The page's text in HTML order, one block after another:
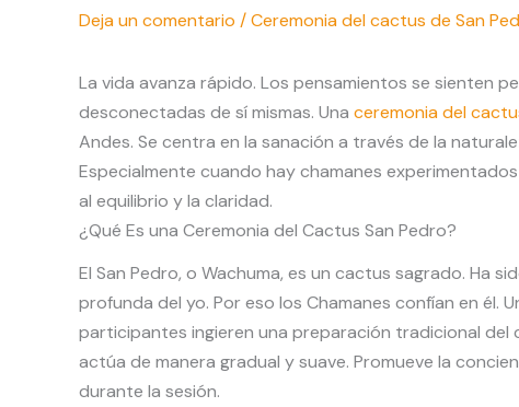
Deja un comentario /Ceremonia del cactus de San
La vida avanza rápido. Los pensamientos se sienten
desconectadas de sí mismas. Una ceremonia del
Andes. Se centra en la sanación a través de la
Especialmente cuando hay chamanes
al equilibrio y la claridad.
¿Qué Es una Ceremonia del Cactus San Pedro?
El San Pedro, o Wachuma, es un cactus sagrado. Ha
profunda del yo. Por eso los Chamanes confían en
participantes ingieren una preparación tradicional del
actúa de manera gradual y suave. Promueve la
durante la sesión.